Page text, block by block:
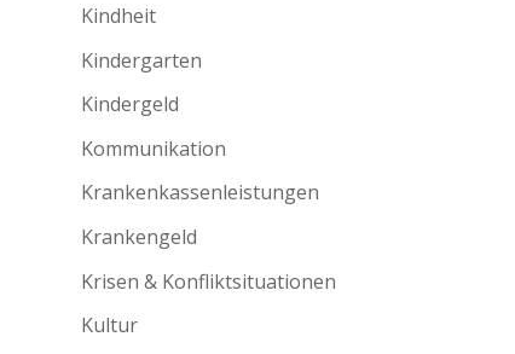
Kindheit
Kindergarten
Kindergeld
Kommunikation
Krankenkassenleistungen
Krankengeld
Krisen & Konfliktsituationen
Kultur